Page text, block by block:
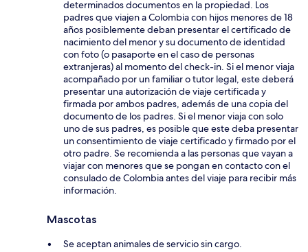
determinados documentos en la propiedad. Los
padres que viajen a Colombia con hijos menores de 18
años posiblemente deban presentar el certificado de
nacimiento del menor y su documento de identidad
con foto (o pasaporte en el caso de personas
extranjeras) al momento del check-in. Si el menor viaja
acompañado por un familiar o tutor legal, este deberá
presentar una autorización de viaje certificada y
firmada por ambos padres, además de una copia del
documento de los padres. Si el menor viaja con solo
uno de sus padres, es posible que este deba presentar
un consentimiento de viaje certificado y firmado por el
otro padre. Se recomienda a las personas que vayan a
viajar con menores que se pongan en contacto con el
consulado de Colombia antes del viaje para recibir más
información.
Mascotas
Se aceptan animales de servicio sin cargo.